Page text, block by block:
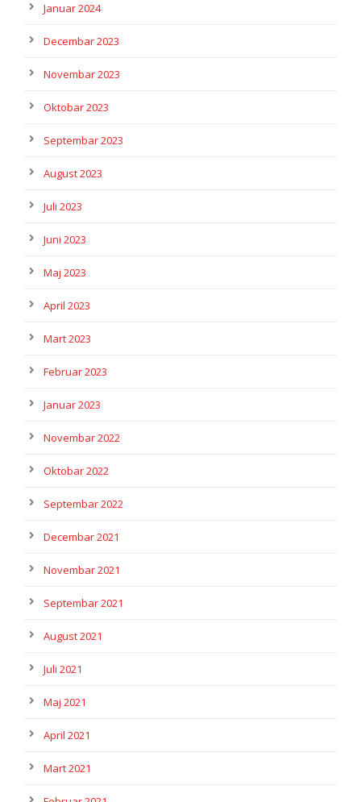
Januar 2024
Decembar 2023
Novembar 2023
Oktobar 2023
Septembar 2023
August 2023
Juli 2023
Juni 2023
Maj 2023
April 2023
Mart 2023
Februar 2023
Januar 2023
Novembar 2022
Oktobar 2022
Septembar 2022
Decembar 2021
Novembar 2021
Septembar 2021
August 2021
Juli 2021
Maj 2021
April 2021
Mart 2021